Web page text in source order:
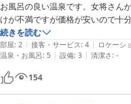
お風呂の良い温泉です。女将さん
けが不満ですが価格が安いので十分
続きを読む
部屋: 2 | 接客・サービス: 4 | ロケーシ
温泉・お風呂: 5 | 設備: 3 | 清潔さ: -
154